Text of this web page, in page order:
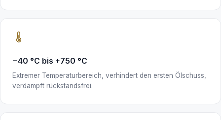
−40 °C bis +750 °C
Extremer Temperaturbereich, verhindert den ersten Ölschuss,
verdampft rückstandsfrei.